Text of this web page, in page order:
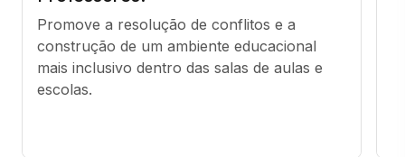
Promove a resolução de conflitos e a
construção de um ambiente educacional
mais inclusivo dentro das salas de aulas e
escolas.